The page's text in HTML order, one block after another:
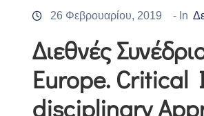
26 Φεβρουαρίου, 2019 - In
Διεθνές
Europe. Critical
disciplinary